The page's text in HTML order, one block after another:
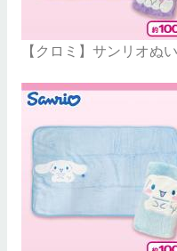
【クロミ】サンリオぬ